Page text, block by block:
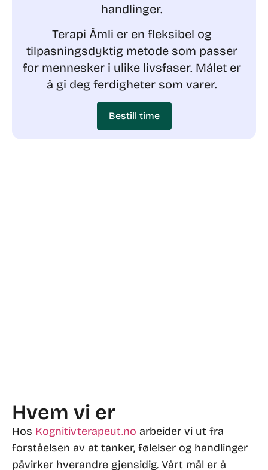
handlinger.
Terapi Åmli er en fleksibel og
tilpasningsdyktig metode som passer
for mennesker i ulike livsfaser. Målet er
å gi deg ferdigheter som varer.
Bestill time
Hvem vi er
Hos Kognitivterapeut.no arbeider vi ut fra
forståelsen av at tanker, følelser og handlinger
påvirker hverandre gjensidig. Vårt mål er å